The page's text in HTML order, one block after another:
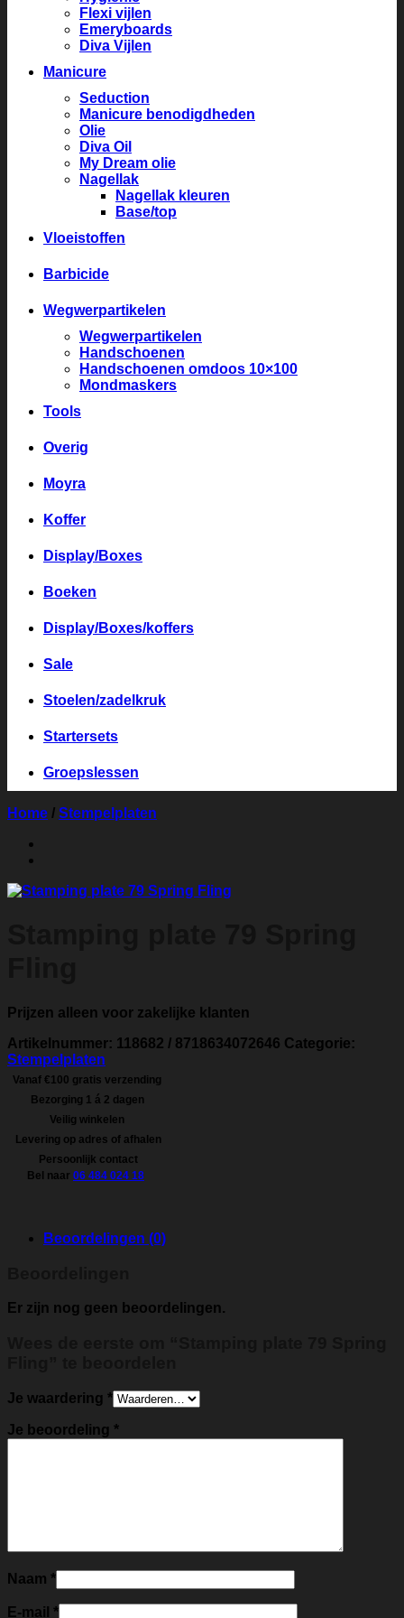
Flexi vijlen
Emeryboards
Diva Vijlen
Manicure
Seduction
Manicure benodigdheden
Olie
Diva Oil
My Dream olie
Nagellak
Nagellak kleuren
Base/top
Vloeistoffen
Barbicide
Wegwerpartikelen
Wegwerpartikelen
Handschoenen
Handschoenen omdoos 10×100
Mondmaskers
Tools
Overig
Moyra
Koffer
Display/Boxes
Boeken
Display/Boxes/koffers
Sale
Stoelen/zadelkruk
Startersets
Groepslessen
Home / Stempelplaten
Prijzen alleen voor zakelijke klanten
Artikelnummer: 118682 / 8718634072646 Categorie:
Stempelplaten
Vanaf €100 gratis verzending
Bezorging 1 á 2 dagen
Veilig winkelen
Levering op adres of afhalen
Persoonlijk contact
Bel naar 06 484 024 18
Beoordelingen (0)
Er zijn nog geen beoordelingen.
Je waardering *
Je beoordeling *
Naam *
E-mail *